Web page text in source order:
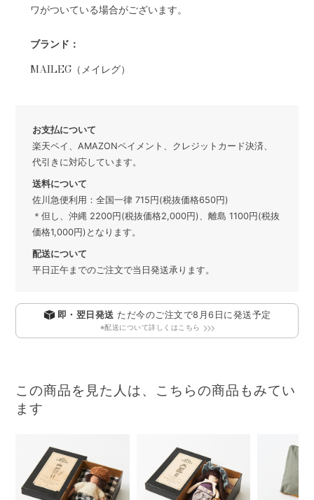
ワがついている場合がございます。
ブランド：
MAILEG（メイレグ）
お支払について
楽天ペイ、AMAZONペイメント、クレジットカード決済、
代引きに対応しています。
送料について
佐川急便利用：全国一律 715円(税抜価格650円)
＊但し、沖縄 2200円(税抜価格2,000円)、離島 1100円(税抜
価格1,000円)となります。
配送について
平日正午までのご注文で当日発送承ります。
即・翌日発送 ただ今のご注文で8月6日 に発送予定
※配送について詳しくはこちら
この商品を見た人は、こちらの商品もみてい
ます